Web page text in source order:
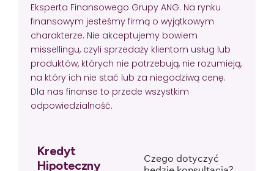
Eksperta Finansowego Grupy ANG. Na rynku
finansowym jesteśmy firmą o wyjątkowym
charakterze. Nie akceptujemy bowiem
missellingu, czyli sprzedaży klientom usług lub
produktów, których nie potrzebują, nie rozumieją,
na który ich nie stać lub za niegodziwą cenę.
Dla nas finanse to przede wszystkim
odpowiedzialność.
Kredyt
Hipoteczny
Czego dotyczyć